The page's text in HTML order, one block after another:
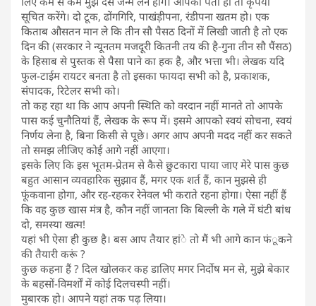
सूचित करेंगे। दो टूक, ढोंगगिरि, पाखंड़ीपना, रंडीपना खतम हो। एक
किताब औसतन मान ले कि तीन सौ पैसठ दिनों में लिखी जाती है तो एक
दिन की (सरकार ने न्यूनतम मजदूरी कितनी तय की है-गुना तीन सौ पैंसठ)
के हिसाब से पुस्तक से पैसा पाने का हक है, और भत्ता भी। लेखक यदि
फुल-टाईम रायटर बनता है तो इसका फायदा सभी को है, प्रकाशक,
संपादक, रिटेलर सभी को।
तो कह रहा था कि आप अपनी स्थिति को वरदान नहीं मानते तो आपके
पास कई चुनौतियां हैं, लेखक के रूप में। इसमे आपको स्वयं सोचना, स्वयं
निर्णय लेना है, बिना किसी से पूछे। अगर आप अपनी मदद नहीं कर सकते
तो समझ लीजिए कोई आगे नहीं आएगा।
इसके लिए कि इस भूतम-प्रेतम से कैसे छुटकारा पाया जाए मेरे पास कुछ
बहुत आसान व्यवहारिक सुझाव हैं, मगर एक शर्त हैं, कान मुझसे ही
फूंकवाना होगा, और रह-रहकर रेनेवल भी कराते रहना होगा। ऐसा नहीं हैं
कि वह कुछ खास मंत्र है, कौन नहीं जानता कि बिल्ली के गले में घंटी बांध
दो, समस्या खत्म!
यहां भी ऐसा ही कुछ है। बस आप तैयार हांे तो मैं भी आगे कान फंूकने
की तैयारी करूं ?
कुछ कहना हैं ? दिल खोलकर कह डालिए मगर निर्दोष मन से, मुझे बेकार
के बहसों-विमर्शों में कोई दिलचस्पी नहीं।
मुबारक हो। आपने यहां तक पढ़ लिया।